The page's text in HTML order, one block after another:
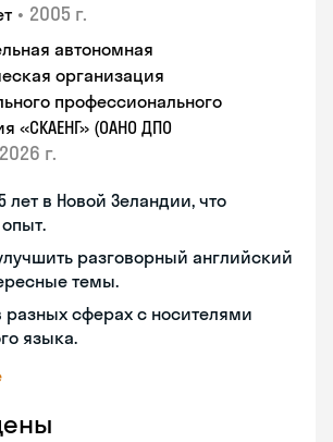
• 2005 г.
автономная
организация
профессионального
«СКАЕНГ» (ОАНО ДПО
2026 г.
лет в Новой Зеландии, что
разговорный английский
темы.
разных сферах с носителями
языка.